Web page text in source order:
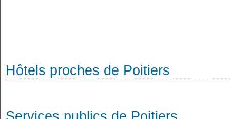
Hôtels proches de Poitiers